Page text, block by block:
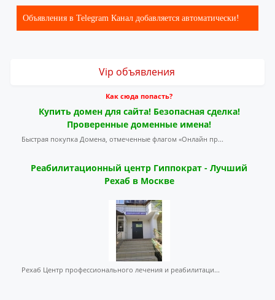
Объявления в Telegram Канал добавляется автоматически!
Vip объявления
Как сюда попасть?
Купить домен для сайта! Безопасная сделка!
Проверенные доменные имена!
Быстрая покупка Домена, отмеченные флагом «Онлайн пр...
Реабилитационный центр Гиппократ - Лучший
Рехаб в Москве
Рехаб Центр профессионального лечения и реабилитаци...